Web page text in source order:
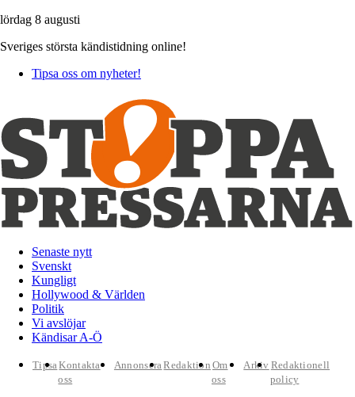
lördag 8 augusti
Sveriges största kändistidning online!
Tipsa oss om nyheter!
Senaste nytt
Svenskt
Kungligt
Hollywood & Världen
Politik
Vi avslöjar
Kändisar A-Ö
TipsaKontakta
oss
AnnonseraRedaktion Om
oss
Arkiv Redaktionell
policy